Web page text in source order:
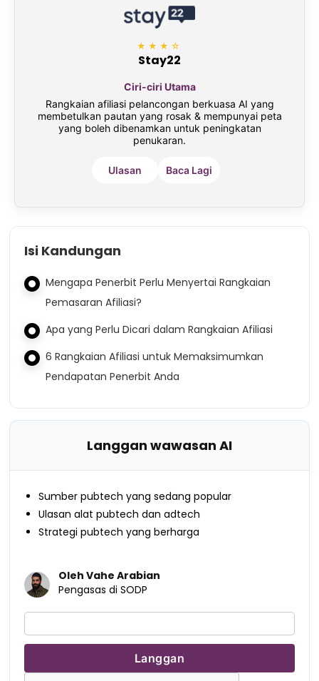
★★★☆
Stay22
Ciri-ciri Utama
Rangkaian afiliasi pelancongan berkuasa AI yang
membetulkan pautan yang rosak & mempunyai peta
yang boleh dibenamkan untuk peningkatan
penukaran.
Ulasan Baca Lagi
Isi Kandungan
Mengapa Penerbit Perlu Menyertai Rangkaian
Pemasaran Afiliasi?
Apa yang Perlu Dicari dalam Rangkaian Afiliasi
6 Rangkaian Afiliasi untuk Memaksimumkan
Pendapatan Penerbit Anda
Langgan wawasan AI
Sumber pubtech yang sedang popular
Ulasan alat pubtech dan adtech
Strategi pubtech yang berharga
Oleh Vahe Arabian
Pengasas di SODP